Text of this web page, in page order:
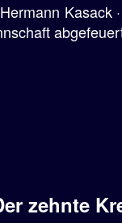
Kasack
zehnte